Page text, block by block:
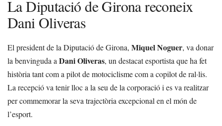
La Diputació de Girona reconeix
Dani Oliveras
El president de la Diputació de Girona, Miquel Noguer, va donar
la benvinguda a Dani Oliveras, un destacat esportista que ha fet
història tant com a pilot de motociclisme com a copilot de ral·lis.
La recepció va tenir lloc a la seu de la corporació i es va realitzar
per commemorar la seva trajectòria excepcional en el món de
l’esport.